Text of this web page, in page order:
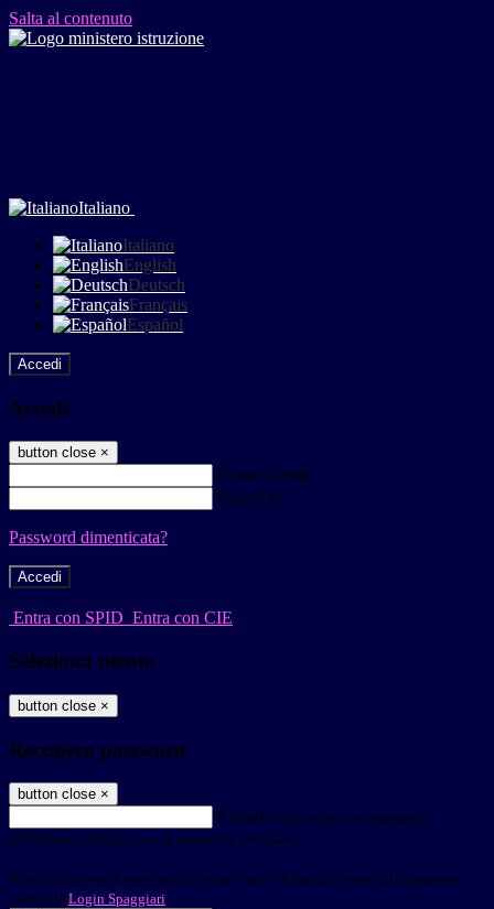
Salta al contenuto
Italiano
Italiano
English
Deutsch
Français
Español
Accedi
Accedi
button close ×
Nome Utente
Password
Password dimenticata?
-
Entra con SPID Entra con CIE
Seleziona utente
button close ×
Recupero password
button close ×
E-mail Verrà inviato un messaggio
all'indirizzo indicato con le istruzioni necessarie.
Non hai una e-mail associata al nome utente? Effettua il reset della password
tramite la Login Spaggiari